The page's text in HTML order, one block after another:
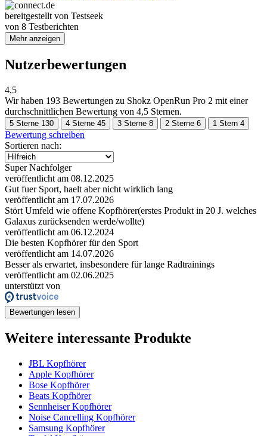
bereitgestellt von Testseek
von 8 Testberichten
Mehr anzeigen
Nutzerbewertungen
4,5
Wir haben 193 Bewertungen zu Shokz OpenRun Pro 2 mit einer
durchschnittlichen Bewertung von 4,5 Sternen.
5 Sterne 130 4 Sterne 45 3 Sterne 8 2 Sterne 6 1 Stern 4
Bewertung schreiben
Sortieren nach:
Super Nachfolger
veröffentlicht am 08.12.2025
Gut fuer Sport, haelt aber nicht wirklich lang
veröffentlicht am 17.07.2026
Stört Umfeld wie offene Kopfhörer(erstes Produkt in 20 J. welches
Galaxus zurücksenden werde/wollte)
veröffentlicht am 06.12.2024
Die besten Kopfhörer für den Sport
veröffentlicht am 14.07.2026
Besser als erwartet, insbesondere für lange Radtrainings
veröffentlicht am 02.06.2025
unterstützt von
Bewertungen lesen
Weitere interessante Produkte
JBL Kopfhörer
Apple Kopfhörer
Bose Kopfhörer
Beats Kopfhörer
Sennheiser Kopfhörer
Noise Cancelling Kopfhörer
Samsung Kopfhörer